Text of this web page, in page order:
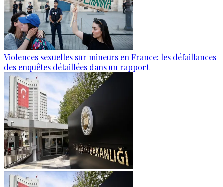
Violences sexuelles sur mineurs en France: les défaillances
des enquêtes détaillées dans un rapport